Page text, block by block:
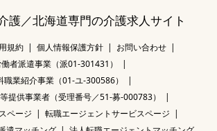
護／北海道専門の介護求人サイト
規約 個人情報保護方針
お問い合わせ
者派遣事業（派01-301431）
職業紹介事業（01-ユ-300586）
提供事業者（受理番号／51-募-000783）
ページ
転職エージェントサービスページ